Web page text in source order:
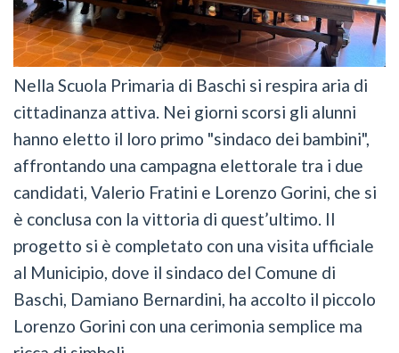
Nella Scuola Primaria di Baschi si respira aria di
cittadinanza attiva. Nei giorni scorsi gli alunni
hanno eletto il loro primo "sindaco dei bambini",
affrontando una campagna elettorale tra i due
candidati, Valerio Fratini e Lorenzo Gorini, che si
è conclusa con la vittoria di quest’ultimo. Il
progetto si è completato con una visita ufficiale
al Municipio, dove il sindaco del Comune di
Baschi, Damiano Bernardini, ha accolto il piccolo
Lorenzo Gorini con una cerimonia semplice ma